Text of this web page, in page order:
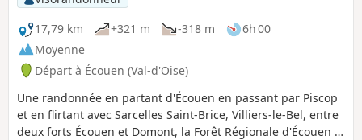
17,79 km
+321 m -318 m
6h 00
Moyenne
Départ à Écouen (Val-d'Oise)
Une randonnée en partant d'Écouen en passant par Piscop
et en flirtant avec Sarcelles Saint-Brice, Villiers-le-Bel, entre
deux forts Écouen et Domont, la Forêt Régionale d'Écouen et